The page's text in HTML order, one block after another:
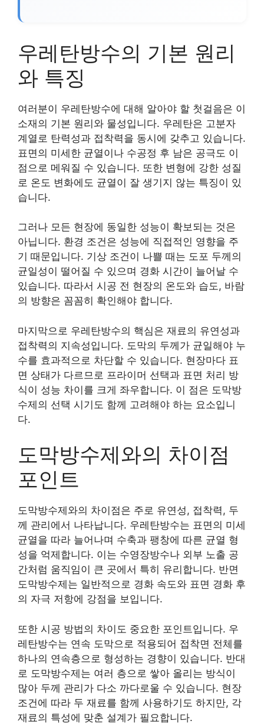
우레탄방수의 기본 원리
와 특징
여러분이 우레탄방수에 대해 알아야 할 첫걸음은 이
소재의 기본 원리와 물성입니다. 우레탄은 고분자
계열로 탄력성과 접착력을 동시에 갖추고 있습니다.
표면의 미세한 균열이나 수공정 후 남은 공극도 이
점으로 메워질 수 있습니다. 또한 변형에 강한 성질
로 온도 변화에도 균열이 잘 생기지 않는 특징이 있
습니다.
그러나 모든 현장에 동일한 성능이 확보되는 것은
아닙니다. 환경 조건은 성능에 직접적인 영향을 주
기 때문입니다. 기상 조건이 나쁠 때는 도포 두께의
균일성이 떨어질 수 있으며 경화 시간이 늘어날 수
있습니다. 따라서 시공 전 현장의 온도와 습도, 바람
의 방향은 꼼꼼히 확인해야 합니다.
마지막으로 우레탄방수의 핵심은 재료의 유연성과
접착력의 지속성입니다. 도막의 두께가 균일해야 누
수를 효과적으로 차단할 수 있습니다. 현장마다 표
면 상태가 다르므로 프라이머 선택과 표면 처리 방
식이 성능 차이를 크게 좌우합니다. 이 점은 도막방
수제의 선택 시기도 함께 고려해야 하는 요소입니
다.
도막방수제와의 차이점
포인트
도막방수제와의 차이점은 주로 유연성, 접착력, 두
께 관리에서 나타납니다. 우레탄방수는 표면의 미세
균열을 따라 늘어나며 수축과 팽창에 따른 균열 형
성을 억제합니다. 이는 수영장방수나 외부 노출 공
간처럼 움직임이 큰 곳에서 특히 유리합니다. 반면
도막방수제는 일반적으로 경화 속도와 표면 경화 후
의 자극 저항에 강점을 보입니다.
또한 시공 방법의 차이도 중요한 포인트입니다. 우
레탄방수는 연속 도막으로 적용되어 접착면 전체를
하나의 연속층으로 형성하는 경향이 있습니다. 반대
로 도막방수제는 여러 층으로 쌓아 올리는 방식이
많아 두께 관리가 다소 까다로울 수 있습니다. 현장
조건에 따라 두 재료를 함께 사용하기도 하지만, 각
재료의 특성에 맞춘 설계가 필요합니다.